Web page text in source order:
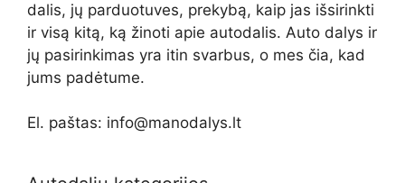
dalis, jų parduotuves, prekybą, kaip jas išsirinkti
ir visą kitą, ką žinoti apie autodalis. Auto dalys ir
jų pasirinkimas yra itin svarbus, o mes čia, kad
jums padėtume.
El. paštas: info@manodalys.lt